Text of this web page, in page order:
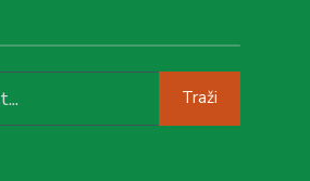
Traži